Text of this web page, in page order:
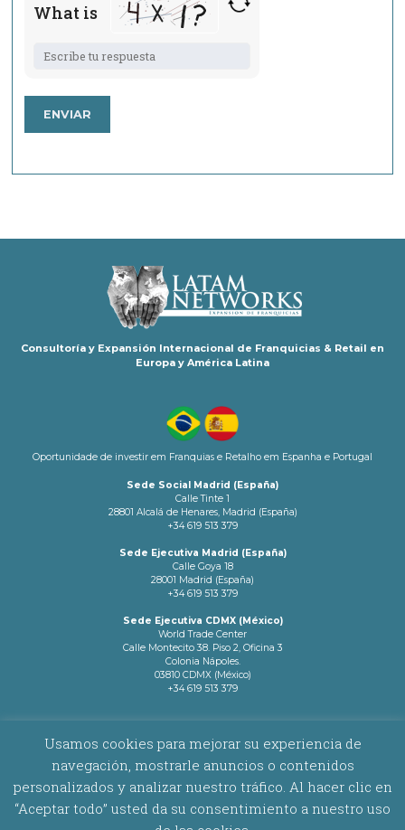
What is
the
shown
to
Consultoría y Expansión Internacional de Franquicias & Retail en
Europa y América Latina
Oportunidade de investir em Franquias e Retalho em Espanha e Portugal
Sede Social Madrid (España)
Calle Tinte 1
28801 Alcalá de Henares, Madrid (España)
+34 619 513 379
Sede Ejecutiva Madrid (España)
Calle Goya 18
28001 Madrid (España)
+34 619 513 379
Sede Ejecutiva CDMX (México)
World Trade Center
Calle Montecito 38. Piso 2, Oficina 3
Colonia Nápoles.
03810 CDMX (México)
+34 619 513 379
AVISO LEGAL
Copyright © 2026 Latam Networks. Todos los derechos reservados.
Usamos cookies para mejorar su experiencia de
navegación, mostrarle anuncios o contenidos
personalizados y analizar nuestro tráfico. Al hacer clic en
“Aceptar todo” usted da su consentimiento a nuestro uso